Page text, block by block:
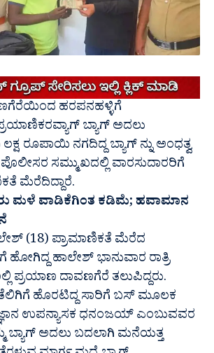
ಹರಪನಹಳ್ಳಿಗೆ
ಬ್ಯಾಗ್ ಅದಲು
ರೂಪಾಯಿ ನಗದಿದ್ದ ಬ್ಯಾಗ್ ನ್ನು ಅಂಧತ್ವ
ಸಮ್ಮುಖದಲ್ಲಿ ವಾರಸುದಾರರಿಗೆ
ಮೆರೆದಿದ್ದಾರೆ.
ಮಳೆ ವಾಡಿಕೆಗಿಂತ ಕಡಿಮೆ; ಹವಾಮಾನ
(18) ಪ್ರಾಮಾಣಿಕತೆ ಮೆರೆದ
ಹೋಗಿದ್ದ ಹಾಲೇಶ್ ಭಾನುವಾರ ರಾತ್ರಿ
ಪ್ರಯಾಣ ದಾವಣಗೆರೆ ತಲುಪಿದ್ದರು.
ತೆಲಿಗಿಗೆ ಹೊರಟಿದ್ದ ಸಾರಿಗೆ ಬಸ್‍ ಮೂಲಕ
ಉಪನ್ಯಾಸಕ ಧನಂಜಯ್ ಎಂಬುವವರ
ಬ್ಯಾಗ್ ಅದಲು ಬದಲಾಗಿ ಮನೆಯತ್ತ